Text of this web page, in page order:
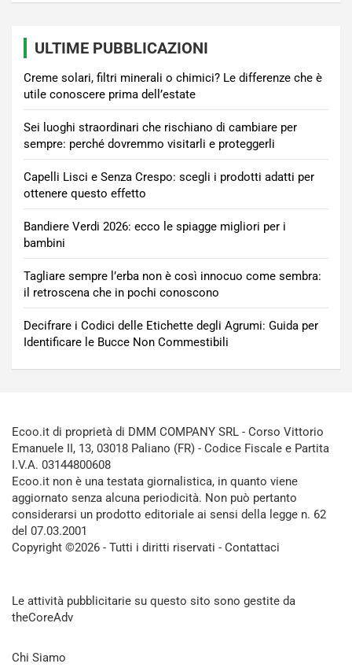
ULTIME PUBBLICAZIONI
Creme solari, filtri minerali o chimici? Le differenze che è
utile conoscere prima dell’estate
Sei luoghi straordinari che rischiano di cambiare per
sempre: perché dovremmo visitarli e proteggerli
Capelli Lisci e Senza Crespo: scegli i prodotti adatti per
ottenere questo effetto
Bandiere Verdi 2026: ecco le spiagge migliori per i
bambini
Tagliare sempre l’erba non è così innocuo come sembra:
il retroscena che in pochi conoscono
Decifrare i Codici delle Etichette degli Agrumi: Guida per
Identificare le Bucce Non Commestibili
Ecoo.it di proprietà di DMM COMPANY SRL - Corso Vittorio
Emanuele II, 13, 03018 Paliano (FR) - Codice Fiscale e Partita
I.V.A. 03144800608
Ecoo.it non è una testata giornalistica, in quanto viene
aggiornato senza alcuna periodicità. Non può pertanto
considerarsi un prodotto editoriale ai sensi della legge n. 62
del 07.03.2001
Copyright ©2026 - Tutti i diritti riservati - Contattaci
Le attività pubblicitarie su questo sito sono gestite da
theCoreAdv
Chi Siamo